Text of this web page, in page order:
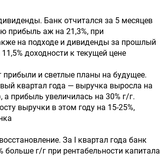
Банк отчитался за 5 месяцев
прибыль аж на 21,3%, при
на подходе и дивиденды за прошлый
доходности к текущей цене
и светлые планы на будущее.
квартал года — выручка выросла на
прибыль увеличилась на 30% г/г.
выручки в этом году на 15-25%,
За I квартал года банк
г/г при рентабельности капитала